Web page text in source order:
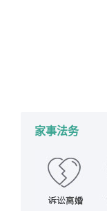
家事法务